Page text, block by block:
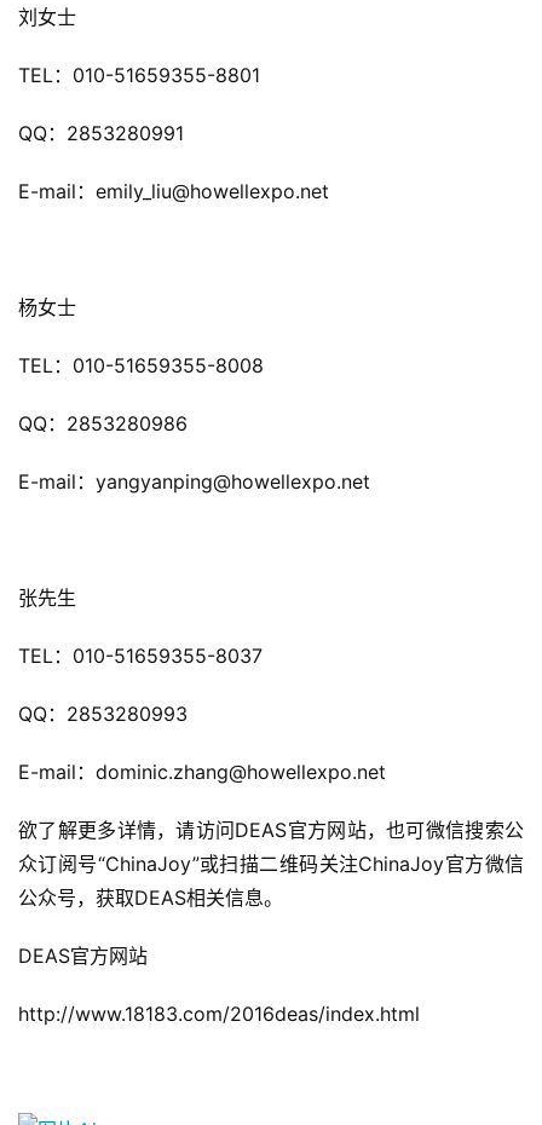
文
中
)
刘女士
TEL：010-51659355-8801
QQ：2853280991
E-mail：emily_liu@howellexpo.net
杨女士
TEL：010-51659355-8008
QQ：2853280986
E-mail：yangyanping@howellexpo.net
张先生
TEL：010-51659355-8037
QQ：2853280993
E-mail：dominic.zhang@howellexpo.net
欲了解更多详情，请访问DEAS官方网站，也可微信搜索公
众订阅号“ChinaJoy”或扫描二维码关注ChinaJoy官方微信
公众号，获取DEAS相关信息。
DEAS官方网站
http://www.18183.com/2016deas/index.html